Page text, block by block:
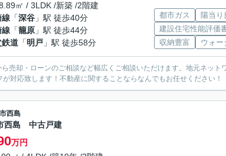
㎡ / 3LDK /新築 /2階建
線 「深谷 」駅 徒歩40分
線 「籠原 」駅 徒歩44分
鉄道 「明戸 」駅 徒歩58分
都市ガス
陽当り
建設住宅性能評価
収納豊富
ウォー
売却・ローンのご相談など幅広くご相談いただけます。地元ネット
対応致します！不動産に関することならなんでもお任せください！
西島
西島 中古戸建
万円